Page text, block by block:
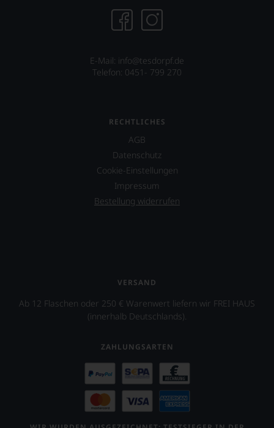
E-Mail: info@tesdorpf.de
Telefon: 0451- 799 270
RECHTLICHES
AGB
Datenschutz
Cookie-Einstellungen
Impressum
Bestellung widerrufen
VERSAND
Ab 12 Flaschen oder 250 € Warenwert liefern wir FREI HAUS
(innerhalb Deutschlands).
ZAHLUNGSARTEN